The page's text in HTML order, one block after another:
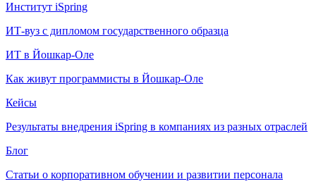
Институт iSpring
ИТ-вуз с дипломом государственного образца
ИТ в Йошкар-Оле
Как живут программисты в Йошкар‑Оле
Кейсы
Результаты внедрения iSpring в компаниях из разных отраслей
Блог
Статьи о корпоративном обучении и развитии персонала